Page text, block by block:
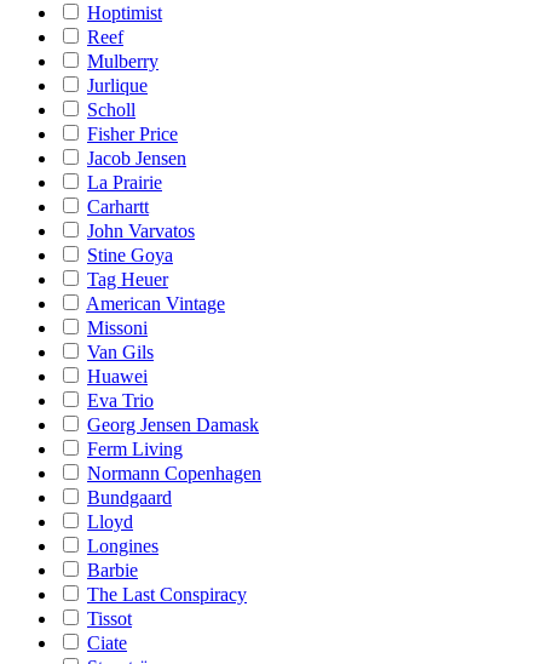
Hoptimist
Reef
Mulberry
Jurlique
Scholl
Fisher Price
Jacob Jensen
La Prairie
Carhartt
John Varvatos
Stine Goya
Tag Heuer
American Vintage
Missoni
Van Gils
Huawei
Eva Trio
Georg Jensen Damask
Ferm Living
Normann Copenhagen
Bundgaard
Lloyd
Longines
Barbie
The Last Conspiracy
Tissot
Ciate